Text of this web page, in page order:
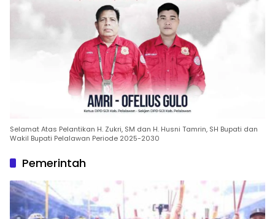
Selamat Atas Pelantikan H. Zukri, SM dan H. Husni Tamrin, SH Bupati dan
Wakil Bupati Pelalawan Periode 2025-2030
Pemerintah